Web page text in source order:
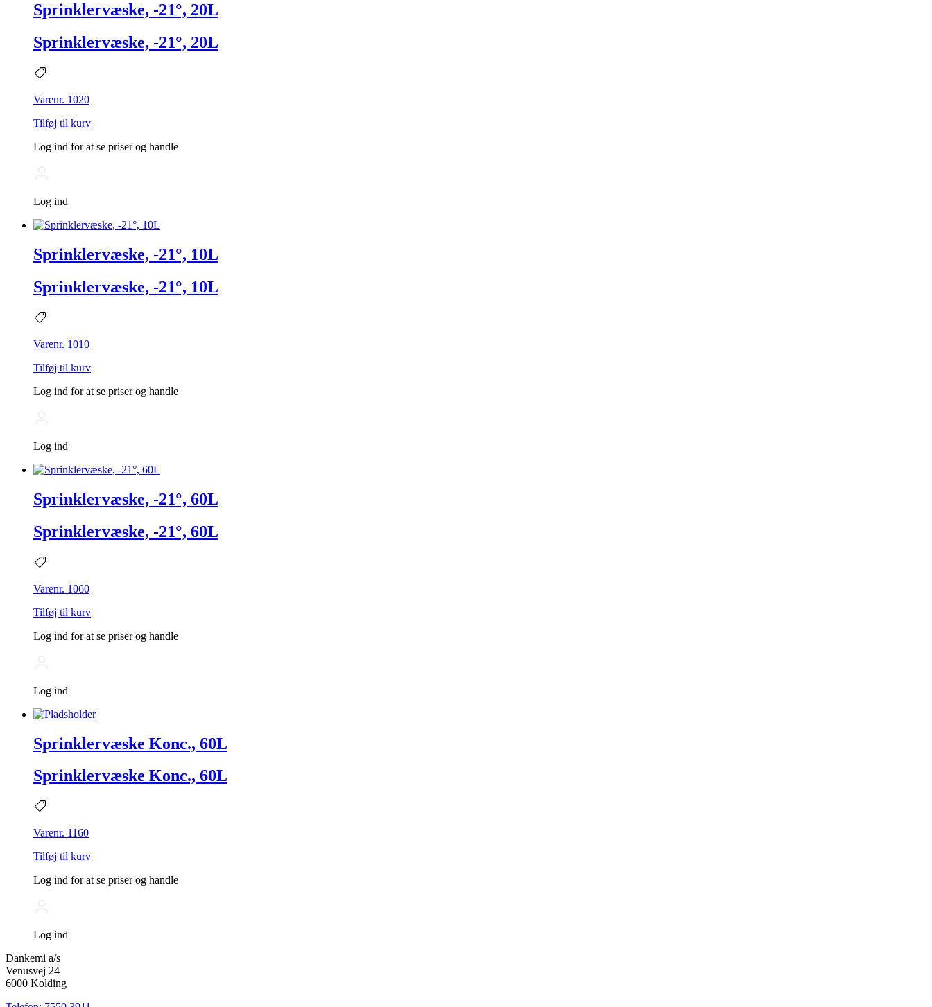
Sprinklervæske, -21°, 20L
Sprinklervæske, -21°, 20L
Varenr. 1020
Tilføj til kurv
Log ind for at se priser og handle
Log ind
Sprinklervæske, -21°, 10L
Sprinklervæske, -21°, 10L
Varenr. 1010
Tilføj til kurv
Log ind for at se priser og handle
Log ind
Sprinklervæske, -21°, 60L
Sprinklervæske, -21°, 60L
Varenr. 1060
Tilføj til kurv
Log ind for at se priser og handle
Log ind
Sprinklervæske Konc., 60L
Sprinklervæske Konc., 60L
Varenr. 1160
Tilføj til kurv
Log ind for at se priser og handle
Log ind
Dankemi a/s
Venusvej 24
6000 Kolding